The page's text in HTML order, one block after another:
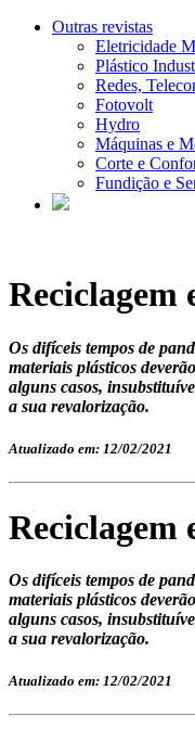
Outras revistas
Eletricidade
Plástico
Redes,
Fotovolt
Hydro
Máquinas e
Corte e
Fundição e
Reciclagem
Os difíceis tempos de
materiais plásticos
alguns casos,
a sua revalorização.
Atualizado em: 12/02/2021
Reciclagem
Os difíceis tempos de
materiais plásticos
alguns casos,
a sua revalorização.
Atualizado em: 12/02/2021